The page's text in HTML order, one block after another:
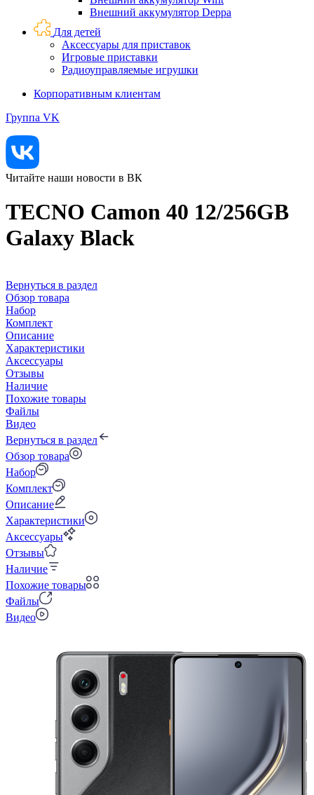
Внешний аккумулятор Deppa
Для детей
Аксессуары для приставок
Игровые приставки
Радиоуправляемые игрушки
Корпоративным клиентам
Группа VK
Читайте наши новости в ВК
TECNO Camon 40 12/256GB
Galaxy Black
Вернуться в раздел
Обзор товара
Набор
Комплект
Описание
Характеристики
Аксессуары
Отзывы
Наличие
Похожие товары
Файлы
Видео
Вернуться в раздел
Обзор товара
Набор
Комплект
Описание
Характеристики
Аксессуары
Отзывы
Наличие
Похожие товары
Файлы
Видео